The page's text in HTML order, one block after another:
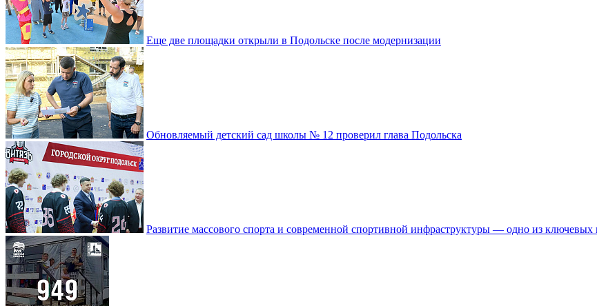
Еще две площадки открыли в Подольске после модернизации
Обновляемый детский сад школы № 12 проверил глава Подольска
Развитие массового спорта и современной спортивной инфраструктуры — одно из